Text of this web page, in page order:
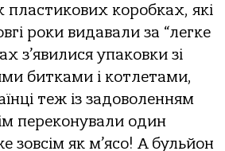
пластикових коробках, які
роки видавали за “легке
з’явилися упаковки зі
битками і котлетами,
теж із задоволенням
переконували один
зовсім як м’ясо! А бульйон